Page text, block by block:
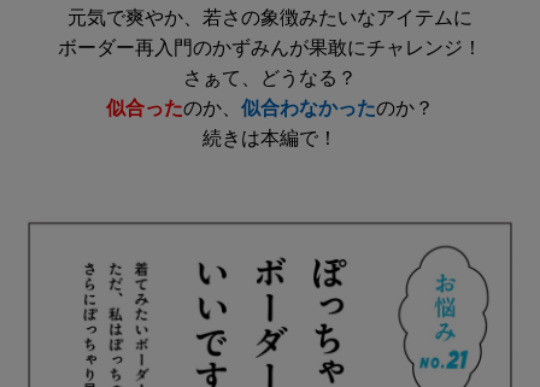
元気で爽やか、若さの象徴みたいなアイテムに
ボーダー再入門のかずみんが果敢にチャレンジ！
さぁて、どうなる？
似合ったのか、 似合わなかったのか？
続きは本編で！